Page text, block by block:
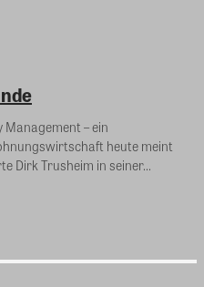
– ein
heute meint
Dirk Trusheim in seiner...